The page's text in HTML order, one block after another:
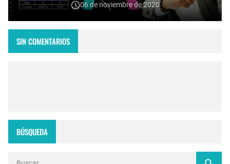
06 de noviembre de 2020
SIN COMENTARIOS
BÚSQUEDA